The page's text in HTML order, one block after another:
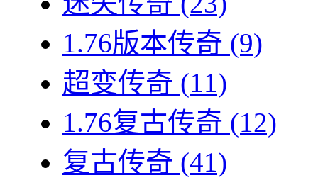
1.76版本传奇 (9)
超变传奇 (11)
1.76复古传奇 (12)
复古传奇 (41)